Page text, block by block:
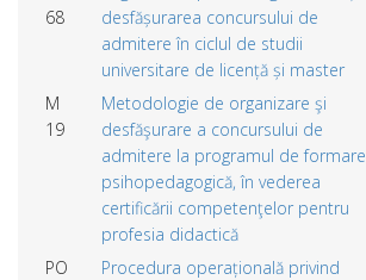
68
desfășurarea concursului de
admitere în ciclul de studii
universitare de licență și master
M
19
Metodologie de organizare şi
desfăşurare a concursului de
admitere la programul de formare
psihopedagogică, în vederea
certificării competenţelor pentru
profesia didactică
PO
Procedura operațională privind